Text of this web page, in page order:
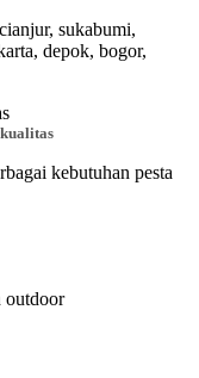
sukabumi,
depok, bogor,
kebutuhan pesta
outdoor